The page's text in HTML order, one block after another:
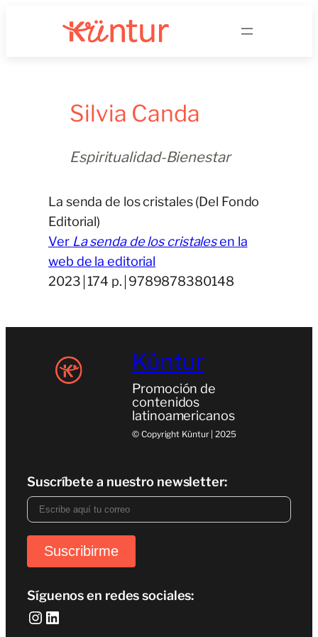
Silvia Canda
Espiritualidad-Bienestar
La senda de los cristales (Del Fondo
Editorial)
Ver La senda de los cristalesen la
web de la editorial
2023￨174 p.￨9789878380148
Küntur
Promoción de
contenidos
latinoamericanos
© Copyright Küntur | 2025
Suscríbete a nuestro newsletter:
Síguenos en redes sociales:
Instagram LinkedIn